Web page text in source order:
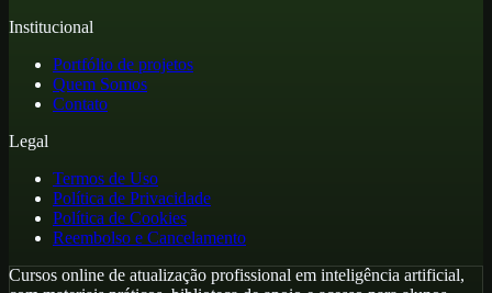
Institucional
Portfólio de projetos
Quem Somos
Contato
Legal
Termos de Uso
Política de Privacidade
Política de Cookies
Reembolso e Cancelamento
Cursos online de atualização profissional em inteligência artificial,